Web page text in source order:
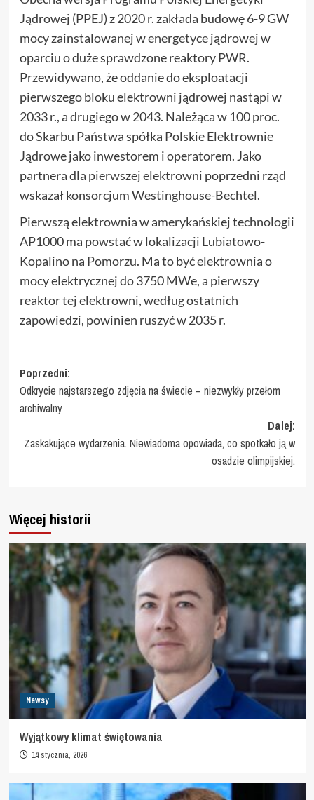
Jądrowej (PPEJ) z 2020 r. zakłada budowę 6-9 GW
mocy zainstalowanej w energetyce jądrowej w
oparciu o duże sprawdzone reaktory PWR.
Przewidywano, że oddanie do eksploatacji
pierwszego bloku elektrowni jądrowej nastąpi w
2033 r., a drugiego w 2043. Należąca w 100 proc.
do Skarbu Państwa spółka Polskie Elektrownie
Jądrowe jako inwestorem i operatorem. Jako
partnera dla pierwszej elektrowni poprzedni rząd
wskazał konsorcjum Westinghouse-Bechtel.
Pierwszą elektrownia w amerykańskiej technologii
AP1000 ma powstać w lokalizacji Lubiatowo-
Kopalino na Pomorzu. Ma to być elektrownia o
mocy elektrycznej do 3750 MWe, a pierwszy
reaktor tej elektrowni, według ostatnich
zapowiedzi, powinien ruszyć w 2035 r.
Zobacz
wpisy
Poprzedni:
Odkrycie najstarszego zdjęcia na świecie – niezwykły przełom
archiwalny
Dalej:
Zaskakujące wydarzenia. Niewiadoma opowiada, co spotkało ją w
osadzie olimpijskiej.
Więcej historii
Newsy
Wyjątkowy klimat świętowania
14 stycznia, 2026